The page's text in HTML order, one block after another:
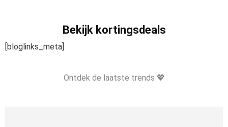
Bekijk kortingsdeals
[bloglinks_meta]
Ontdek de laatste trends 💖